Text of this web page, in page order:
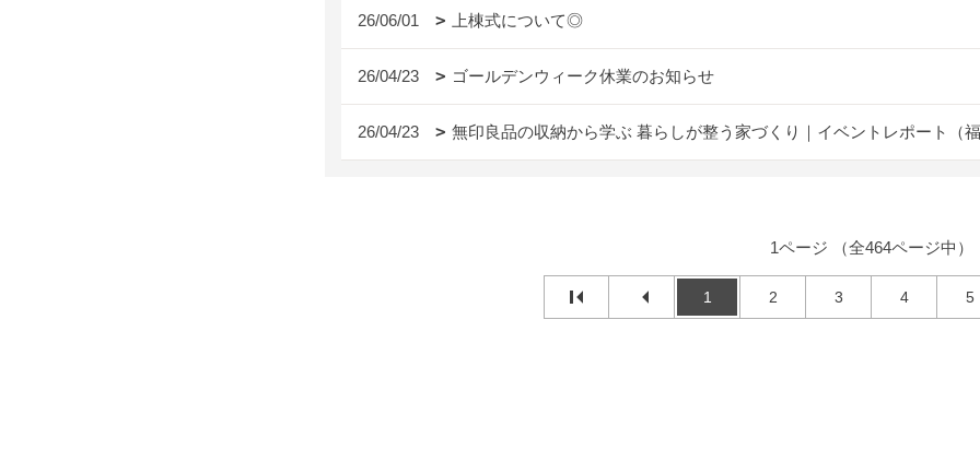
26/06/01 上棟式について◎
26/04/23 ゴールデンウィーク休業のお知らせ
26/04/23 無印良品の収納から学ぶ 暮らしが整う家づくり｜イベントレポート（
1ページ （全464ページ中）
1 2 3 4 5